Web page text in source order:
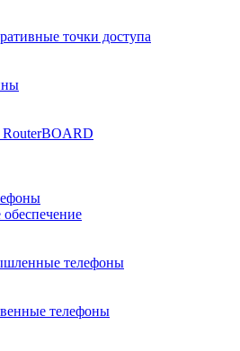
точки доступа
телефоны
телефоны